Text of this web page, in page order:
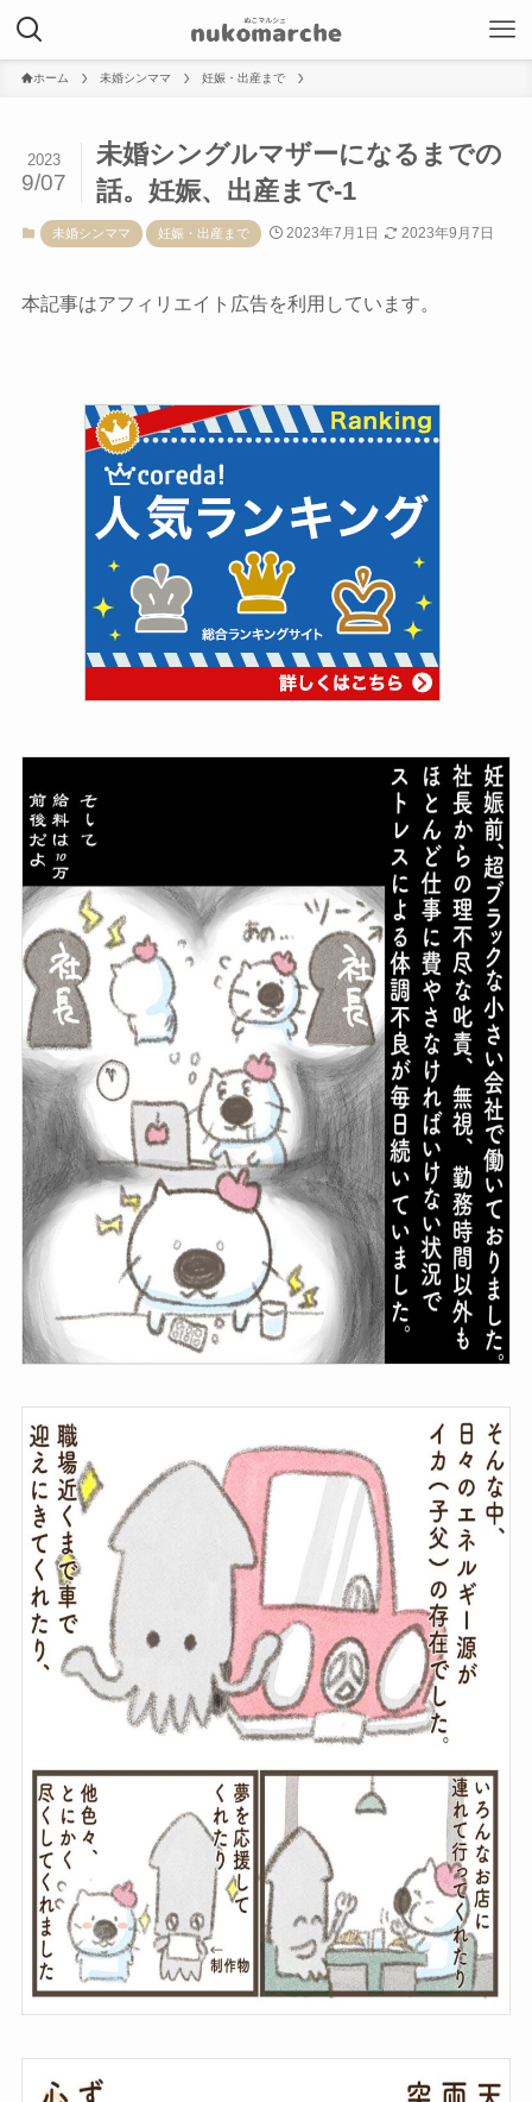
ホーム 未婚シンママ 妊娠・出産まで
未婚シングルマザーになるまでの
話。妊娠、出産まで-1
2023
9/07
未婚シンママ 妊娠・出産まで 2023年7月1日 2023年9月7日
本記事はアフィリエイト広告を利用しています。